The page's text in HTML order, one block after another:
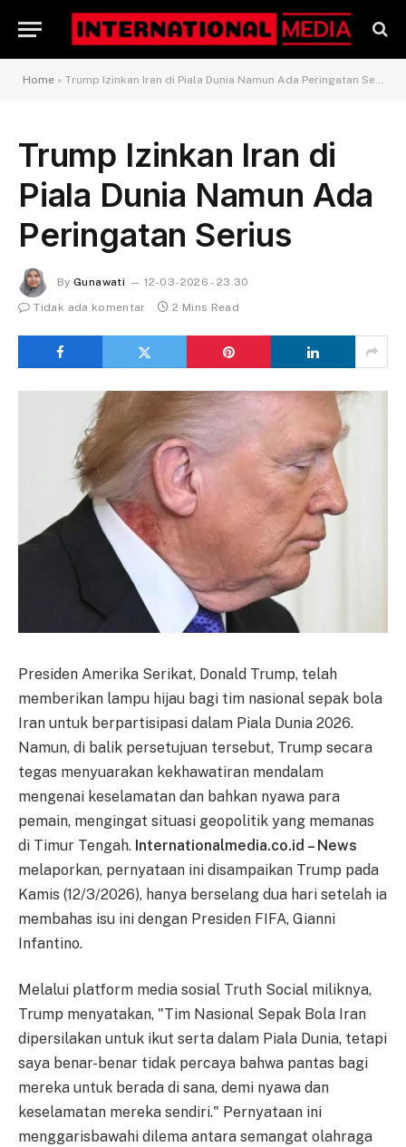
Home » Trump Izinkan Iran di Piala Dunia Namun Ada Peringatan Serius
Trump Izinkan Iran di
Piala Dunia Namun Ada
Peringatan Serius
By Gunawati
12-03-2026 - 23.30
Tidak ada komentar
2 Mins Read
Presiden Amerika Serikat, Donald Trump, telah
memberikan lampu hijau bagi tim nasional sepak bola
Iran untuk berpartisipasi dalam Piala Dunia 2026.
Namun, di balik persetujuan tersebut, Trump secara
tegas menyuarakan kekhawatiran mendalam
mengenai keselamatan dan bahkan nyawa para
pemain, mengingat situasi geopolitik yang memanas
di Timur Tengah. Internationalmedia.co.id – News
melaporkan, pernyataan ini disampaikan Trump pada
Kamis (12/3/2026), hanya berselang dua hari setelah ia
membahas isu ini dengan Presiden FIFA, Gianni
Infantino.
Melalui platform media sosial Truth Social miliknya,
Trump menyatakan, "Tim Nasional Sepak Bola Iran
dipersilakan untuk ikut serta dalam Piala Dunia, tetapi
saya benar-benar tidak percaya bahwa pantas bagi
mereka untuk berada di sana, demi nyawa dan
keselamatan mereka sendiri." Pernyataan ini
menggarisbawahi dilema antara semangat olahraga